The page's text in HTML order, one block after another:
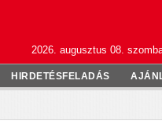
2026. augusztus 08.
HIRDETÉSFELADÁS